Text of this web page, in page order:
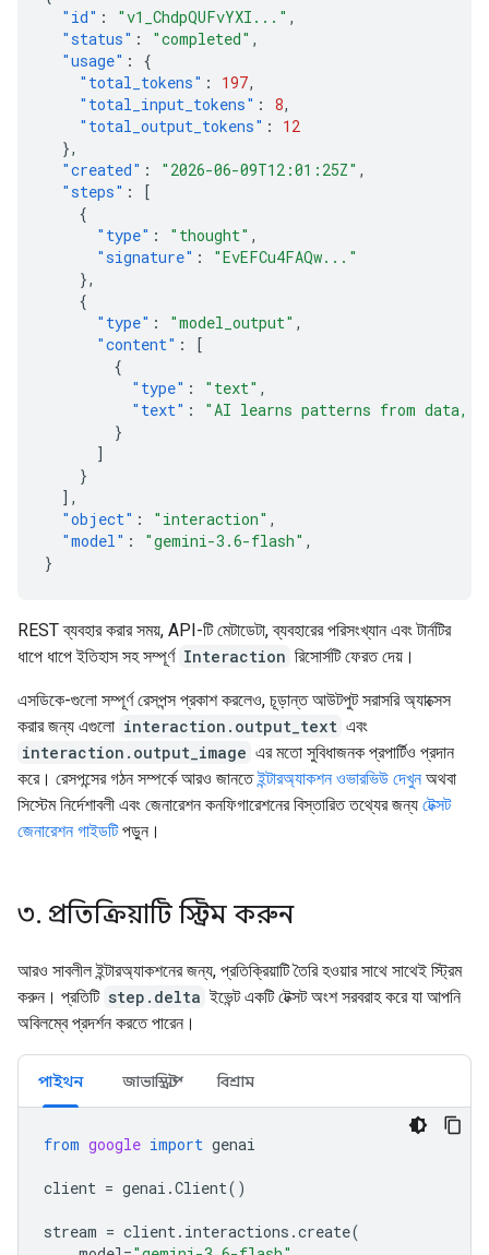
"id" : "v1_ChdpQUFvYXI..." ,
"status" : "completed" ,
"usage" :
{
"total_tokens" : 197,
"total_input_tokens" : 8,
"total_output_tokens" :
12
},
"created" : "2026-06-09T12:01:25Z" ,
"steps" :
[
{
"type" : "thought" ,
"signature" :
"EvEFCu4FAQw..."
},
{
"type" : "model_output" ,
"content" :
[
{
"type" : "text" ,
"text" :
"AI learns patterns from data,
}
]
}
],
"object" : "interaction" ,
"model" : "gemini-3.6-flash" ,
}
REST ব্যবহার করার সময়, API-টি মেটাডেটা, ব্যবহারের পরিসংখ্যান এবং টার্নটির
ধাপে ধাপে ইতিহাস সহ সম্পূর্ণ Interaction রিসোর্সটি ফেরত দেয়।
এসডিকে-গুলো সম্পূর্ণ রেসপন্স প্রকাশ করলেও, চূড়ান্ত আউটপুট সরাসরি অ্যাক্সেস
করার জন্য এগুলো interaction.output_text এবং
interaction.output_image এর মতো সুবিধাজনক প্রপার্টিও প্রদান
করে। রেসপন্সের গঠন সম্পর্কে আরও জানতেইন্টারঅ্যাকশন ওভারভিউ দেখুনঅথবা
সিস্টেম নির্দেশাবলী এবং জেনারেশন কনফিগারেশনের বিস্তারিত তথ্যের জন্য টেক্সট
জেনারেশন গাইডটিপড়ুন।
৩. প্রতিক্রিয়াটি স্ট্রিম করুন
আরও সাবলীল ইন্টারঅ্যাকশনের জন্য, প্রতিক্রিয়াটি তৈরি হওয়ার সাথে সাথেই স্ট্রিম
করুন। প্রতিটি step.delta ইভেন্ট একটি টেক্সট অংশ সরবরাহ করে যা আপনি
অবিলম্বে প্রদর্শন করতে পারেন।
পাইথন জাভাস্ক্রিপ্ট বিশ্রাম
from google import genai
client = genai .Client()
stream = client. interactions .create(